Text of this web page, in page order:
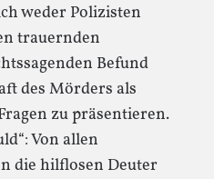
weder Polizisten
trauernden
Befund
des Mörders als
zu präsentieren.
Von allen
die hilflosen Deuter